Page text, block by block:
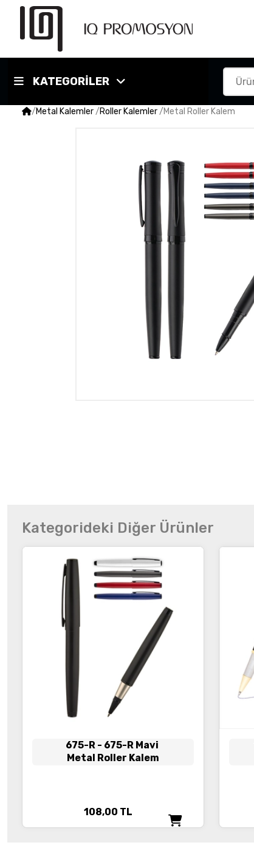
KATEGORİLER
/Metal Kalemler/Roller Kalemler/Metal Roller Kalem
Kategorideki Diğer Ürünler
675-R - 675-R Mavi
Metal Roller Kalem
108,00 TL